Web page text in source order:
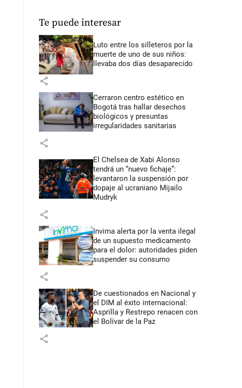
Te puede interesar
Luto entre los silleteros por la
muerte de uno de sus niños:
llevaba dos días desaparecido
share
Cerraron centro estético en
Bogotá tras hallar desechos
biológicos y presuntas
irregularidades sanitarias
share
El Chelsea de Xabi Alonso
tendrá un “nuevo fichaje”:
levantaron la suspensión por
dopaje al ucraniano Mijailo
Mudryk
share
Invima alerta por la venta ilegal
de un supuesto medicamento
para el dolor: autoridades piden
suspender su consumo
share
De cuestionados en Nacional y
el DIM al éxito internacional:
Asprilla y Restrepo renacen con
el Bolívar de la Paz
share